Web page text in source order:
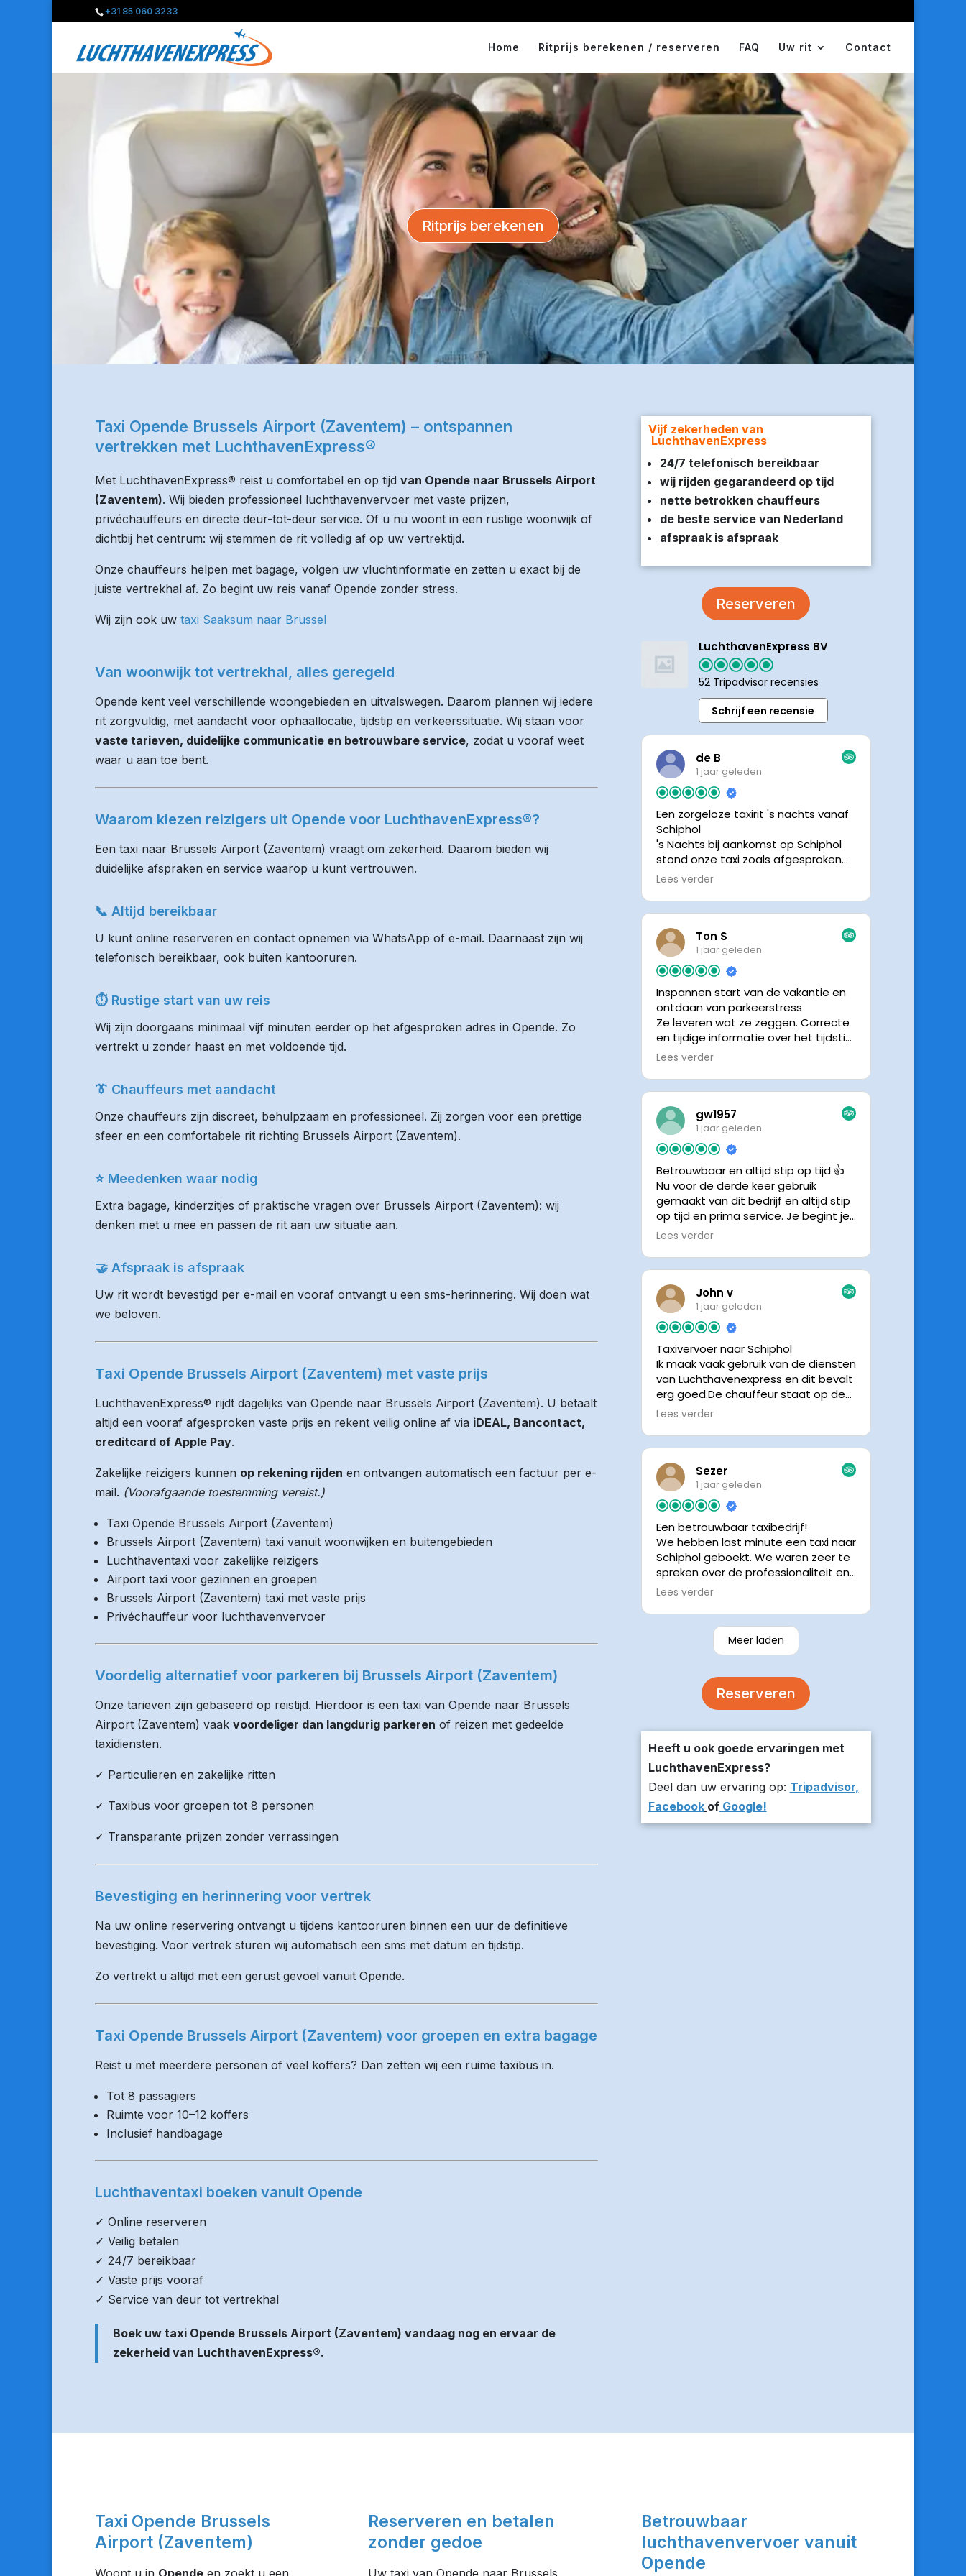
+31 85 060 3233
Home Ritprijs berekenen / reserveren FAQ Uw rit Contact
Ritprijs berekenen
Taxi Opende Brussels Airport (Zaventem) – ontspannen
vertrekken met LuchthavenExpress®
Met LuchthavenExpress® reist u comfortabel en op tijd van Opende naar Brussels Airport
(Zaventem). Wij bieden professioneel luchthavenvervoer met vaste prijzen,
privéchauffeurs en directe deur-tot-deur service. Of u nu woont in een rustige woonwijk of
dichtbij het centrum: wij stemmen de rit volledig af op uw vertrektijd.
Onze chauffeurs helpen met bagage, volgen uw vluchtinformatie en zetten u exact bij de
juiste vertrekhal af. Zo begint uw reis vanaf Opende zonder stress.
Wij zijn ook uw taxi Saaksum naar Brussel
Van woonwijk tot vertrekhal, alles geregeld
Opende kent veel verschillende woongebieden en uitvalswegen. Daarom plannen wij iedere
rit zorgvuldig, met aandacht voor ophaallocatie, tijdstip en verkeerssituatie. Wij staan voor
vaste tarieven, duidelijke communicatie en betrouwbare service, zodat u vooraf weet
waar u aan toe bent.
Waarom kiezen reizigers uit Opende voor LuchthavenExpress®?
Een taxi naar Brussels Airport (Zaventem) vraagt om zekerheid. Daarom bieden wij
duidelijke afspraken en service waarop u kunt vertrouwen.
📞 Altijd bereikbaar
U kunt online reserveren en contact opnemen via WhatsApp of e-mail. Daarnaast zijn wij
telefonisch bereikbaar, ook buiten kantooruren.
⏱ Rustige start van uw reis
Wij zijn doorgaans minimaal vijf minuten eerder op het afgesproken adres in Opende. Zo
vertrekt u zonder haast en met voldoende tijd.
👔 Chauffeurs met aandacht
Onze chauffeurs zijn discreet, behulpzaam en professioneel. Zij zorgen voor een prettige
sfeer en een comfortabele rit richting Brussels Airport (Zaventem).
⭐ Meedenken waar nodig
Extra bagage, kinderzitjes of praktische vragen over Brussels Airport (Zaventem): wij
denken met u mee en passen de rit aan uw situatie aan.
🤝 Afspraak is afspraak
Uw rit wordt bevestigd per e-mail en vooraf ontvangt u een sms-herinnering. Wij doen wat
we beloven.
Taxi Opende Brussels Airport (Zaventem) met vaste prijs
LuchthavenExpress® rijdt dagelijks van Opende naar Brussels Airport (Zaventem). U betaalt
altijd een vooraf afgesproken vaste prijs en rekent veilig online af via iDEAL, Bancontact,
creditcard of Apple Pay.
Zakelijke reizigers kunnen op rekening rijden en ontvangen automatisch een factuur per e-
mail. (Voorafgaande toestemming vereist.)
Taxi Opende Brussels Airport (Zaventem)
Brussels Airport (Zaventem) taxi vanuit woonwijken en buitengebieden
Luchthaventaxi voor zakelijke reizigers
Airport taxi voor gezinnen en groepen
Brussels Airport (Zaventem) taxi met vaste prijs
Privéchauffeur voor luchthavenvervoer
Voordelig alternatief voor parkeren bij Brussels Airport (Zaventem)
Onze tarieven zijn gebaseerd op reistijd. Hierdoor is een taxi van Opende naar Brussels
Airport (Zaventem) vaak voordeliger dan langdurig parkeren of reizen met gedeelde
taxidiensten.
✓ Particulieren en zakelijke ritten
✓ Taxibus voor groepen tot 8 personen
✓ Transparante prijzen zonder verrassingen
Bevestiging en herinnering voor vertrek
Na uw online reservering ontvangt u tijdens kantooruren binnen een uur de definitieve
bevestiging. Voor vertrek sturen wij automatisch een sms met datum en tijdstip.
Zo vertrekt u altijd met een gerust gevoel vanuit Opende.
Taxi Opende Brussels Airport (Zaventem) voor groepen en extra bagage
Reist u met meerdere personen of veel koffers? Dan zetten wij een ruime taxibus in.
Tot 8 passagiers
Ruimte voor 10–12 koffers
Inclusief handbagage
Luchthaventaxi boeken vanuit Opende
✓ Online reserveren
✓ Veilig betalen
✓ 24/7 bereikbaar
✓ Vaste prijs vooraf
✓ Service van deur tot vertrekhal
Boek uw taxi Opende Brussels Airport (Zaventem) vandaag nog en ervaar de
zekerheid van LuchthavenExpress®.
Vijf zekerheden van
LuchthavenExpress
24/7 telefonisch bereikbaar
wij rijden gegarandeerd op tijd
nette betrokken chauffeurs
de beste service van Nederland
afspraak is afspraak
Reserveren
LuchthavenExpress BV
52 Tripadvisor recensies
Schrijf een recensie
de B
1 jaar geleden
Een zorgeloze taxirit 's nachts vanaf
Schiphol
's Nachts bij aankomst op Schiphol
stond onze taxi zoals afgesproken
keurig te wachten. Dankzij de goede
chauffeur wisten we precies waar de
chauffeur, met een prachtige auto
was het een comfortabele rit. Graag
tot de volgende de keer.
Lees verder
Ton S
1 jaar geleden
Inspannen start van de vakantie en
ontdaan van parkeerstress
Ze leveren wat ze zeggen. Correcte
en tijdige informatie over het tijdstip
van ophalen. Voldeed ook nu weer
Lees verder
gw1957
1 jaar geleden
Betrouwbaar en altijd stip op tijd 👍
Nu voor de derde keer gebruik
gemaakt van dit bedrijf en altijd stip
op tijd en prima service. Je begint je
vakantie zonder zorgen iig. 👍👍
Lees verder
John v
1 jaar geleden
Taxivervoer naar Schiphol
Ik maak vaak gebruik van de diensten
van Luchthavenexpress en dit bevalt
erg goed.De chauffeur staat op de
afgesproken tijd klaar om je op te
neemt de chauffeur direct contact
staat.Altijd nette chauffeurs, en in
mijn geval is het voordeliger dan
parkeren op P3 bij 9 dagen parkeren.
En dan hopen dat je auto geen
schade heeft ivm de krappe
parkeervakken. Ik beveel
Luchthavenexpress dan ook zeker
aan.
Lees verder
Sezer
1 jaar geleden
Een betrouwbaar taxibedrijf!
We hebben last minute een taxi naar
Schiphol geboekt. We waren zeer te
spreken over de professionaliteit en
vriendelijkheid van luchthavenexpres!
verzekerde om er op tijd te zijn en
stuurde z’n live locatie een paar
minuten voor aanvang bij ons thuis.
volgende keer zou ik weer hier
Lees verder
Meer laden
Reserveren
Heeft u ook goede ervaringen met
LuchthavenExpress?
Deel dan uw ervaring op: Tripadvisor,
Facebook ofGoogle!
Taxi Opende Brussels
Airport (Zaventem)
Woont u in Opende en zoekt u een
Reserveren en betalen
zonder gedoe
Uw taxi van Opende naar Brussels
Betrouwbaar
luchthavenvervoer vanuit
Opende